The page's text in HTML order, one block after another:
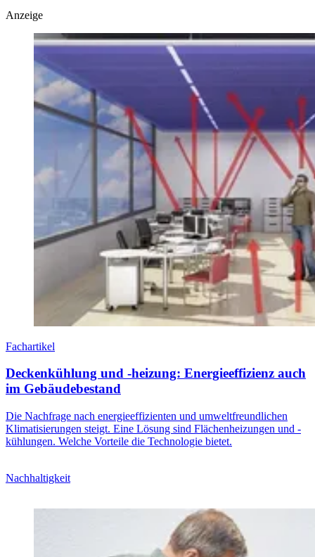
Anzeige
Fachartikel
Deckenkühlung und -heizung: Energieeffizienz auch
im Gebäudebestand
Die Nachfrage nach energieeffizienten und umweltfreundlichen
Klimatisierungen steigt. Eine Lösung sind Flächenheizungen und -
kühlungen. Welche Vorteile die Technologie bietet.
Nachhaltigkeit